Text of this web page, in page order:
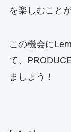
を楽しむこと
この機会に
て、
ましょう！